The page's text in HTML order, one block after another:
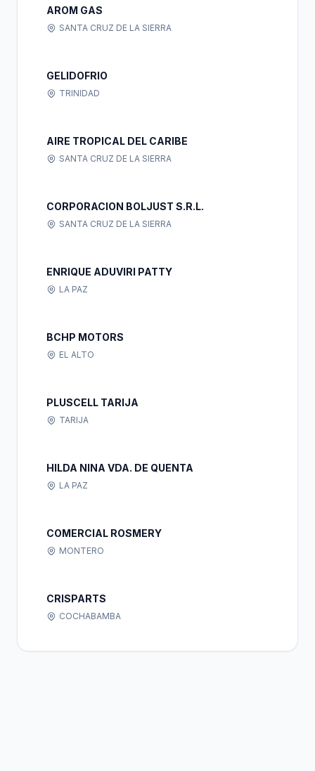
AROM GAS
SANTA CRUZ DE LA SIERRA
GELIDOFRIO
TRINIDAD
AIRE TROPICAL DEL CARIBE
SANTA CRUZ DE LA SIERRA
CORPORACION BOLJUST S.R.L.
SANTA CRUZ DE LA SIERRA
ENRIQUE ADUVIRI PATTY
LA PAZ
BCHP MOTORS
EL ALTO
PLUSCELL TARIJA
TARIJA
HILDA NINA VDA. DE QUENTA
LA PAZ
COMERCIAL ROSMERY
MONTERO
CRISPARTS
COCHABAMBA